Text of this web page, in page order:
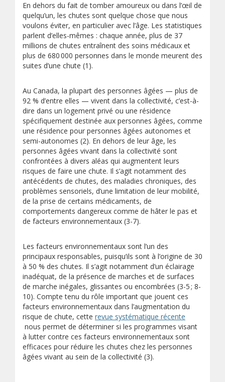
En dehors du fait de tomber amoureux ou dans l’œil de
quelqu’un, les chutes sont quelque chose que nous
voulons éviter, en particulier avec l’âge. Les statistiques
parlent d’elles-mêmes : chaque année, plus de 37
millions de chutes entraînent des soins médicaux et
plus de 680 000 personnes dans le monde meurent des
suites d’une chute (1).
Au Canada, la plupart des personnes âgées — plus de
92 % d’entre elles — vivent dans la collectivité, c’est-à-
dire dans un logement privé ou une résidence
spécifiquement destinée aux personnes âgées, comme
une résidence pour personnes âgées autonomes et
semi-autonomes (2). En dehors de leur âge, les
personnes âgées vivant dans la collectivité sont
confrontées à divers aléas qui augmentent leurs
risques de faire une chute. Il s’agit notamment des
antécédents de chutes, des maladies chroniques, des
problèmes sensoriels, d’une limitation de leur mobilité,
de la prise de certains médicaments, de
comportements dangereux comme de hâter le pas et
de facteurs environnementaux (3-7).
Les facteurs environnementaux sont l’un des
principaux responsables, puisqu’ils sont à l’origine de 30
à 50 % des chutes. Il s’agit notamment d’un éclairage
inadéquat, de la présence de marches et de surfaces
de marche inégales, glissantes ou encombrées (3-5 ; 8-
10). Compte tenu du rôle important que jouent ces
facteurs environnementaux dans l’augmentation du
risque de chute, cette revue systématique récente
(s’ouvre sur un autre site)
nous permet de déterminer si les programmes visant
à lutter contre ces facteurs environnementaux sont
efficaces pour réduire les chutes chez les personnes
âgées vivant au sein de la collectivité (3).